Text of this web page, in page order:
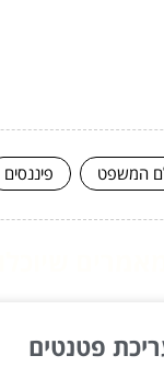
המשפט פיננסים
פטנטים